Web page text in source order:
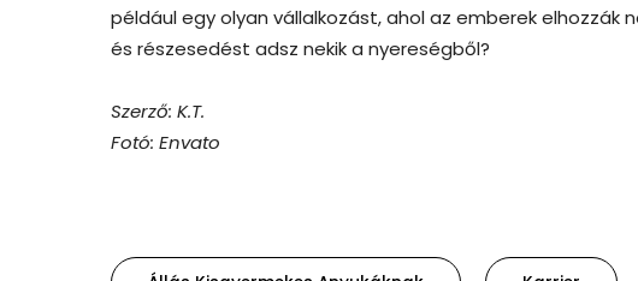
például egy olyan vállalkozást, ahol az emberek
és részesedést adsz nekik a nyereségből?
Szerző: K.T.
Fotó: Envato